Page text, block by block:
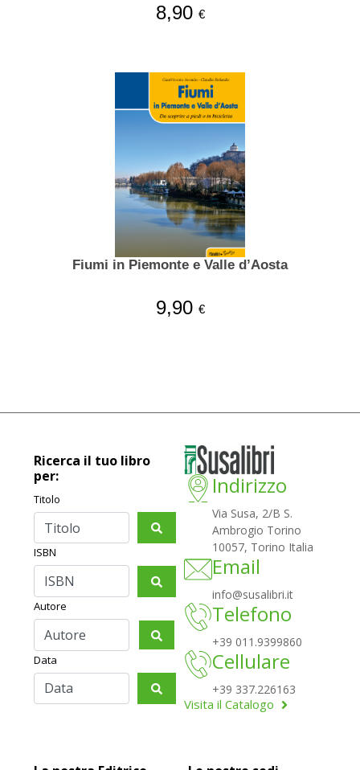
8,90 €
Fiumi in Piemonte e Valle d’Aosta
9,90 €
Ricerca il tuo libro
per:
Titolo
ISBN
Autore
Data
Indirizzo
Via Susa, 2/B S.
Ambrogio Torino
10057, Torino Italia
Email
info@susalibri.it
Telefono
+39 011.9399860
Cellulare
+39 337.226163
Visita il Catalogo